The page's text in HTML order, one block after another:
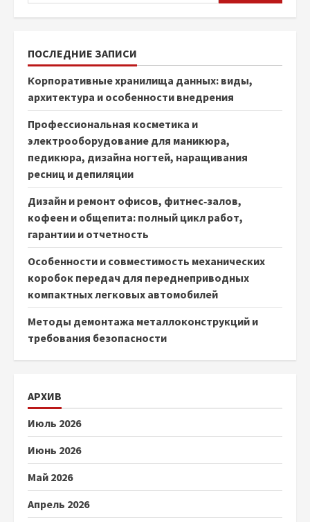
ПОСЛЕДНИЕ ЗАПИСИ
Корпоративные хранилища данных: виды,
архитектура и особенности внедрения
Профессиональная косметика и
электрооборудование для маникюра,
педикюра, дизайна ногтей, наращивания
ресниц и депиляции
Дизайн и ремонт офисов, фитнес‑залов,
кофеен и общепита: полный цикл работ,
гарантии и отчетность
Особенности и совместимость механических
коробок передач для переднеприводных
компактных легковых автомобилей
Методы демонтажа металлоконструкций и
требования безопасности
АРХИВ
Июль 2026
Июнь 2026
Май 2026
Апрель 2026